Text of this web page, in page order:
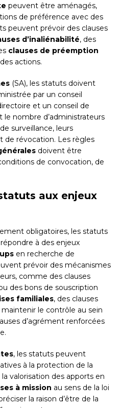
peuvent être aménagés,
de préférence avec des
peuvent prévoir des clauses
d’inaliénabilité, des
clauses de préemption
actions.
(SA), les statuts doivent
par un conseil
et un conseil de
nombre d’administrateurs
surveillance, leurs
de révocation. Les règles
doivent être
de convocation, de
aux enjeux
obligatoires, les statuts
à des enjeux
en recherche de
prévoir des mécanismes
comme des clauses
des bons de souscription
familiales, des clauses
le contrôle au sein
d’agrément renforcées
, les statuts peuvent
à la protection de la
valorisation des apports en
à mission au sens de la loi
la raison d’être de la